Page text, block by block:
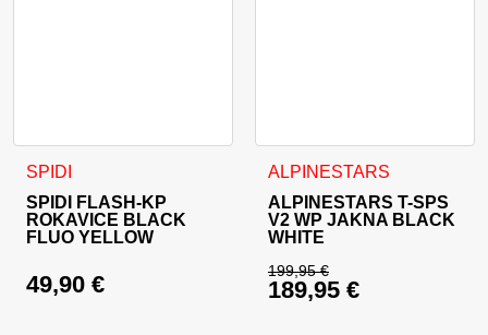
SPIDI
SPIDI FLASH-KP
ROKAVICE BLACK
FLUO YELLOW
49,90 €
Ta izdelek ima več različic. Možnosti lahko izberete na
ALPINESTARS
ALPINESTARS T-SPS
V2 WP JAKNA BLACK
WHITE
199,95€
Izvirna cena je bila:
189,95 €
Ta izdelek ima več različic.